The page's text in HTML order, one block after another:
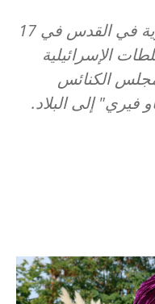
ألغت محكمة الاستئناف الإدارية في القدس في 17
الإسرائيلية
الكنائس
فيري" إلى البلاد.
Image